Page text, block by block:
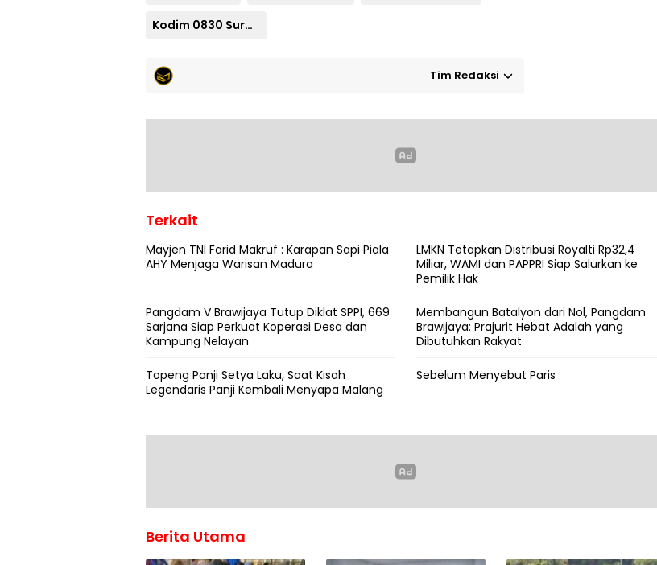
Kodim 0830 Surabaya
Tim Redaksi
Terkait
Mayjen TNI Farid Makruf : Karapan Sapi Piala
AHY Menjaga Warisan Madura
LMKN Tetapkan Distribusi Royalti Rp32,4
Miliar, WAMI dan PAPPRI Siap Salurkan ke
Pemilik Hak
Pangdam V Brawijaya Tutup Diklat SPPI, 669
Sarjana Siap Perkuat Koperasi Desa dan
Kampung Nelayan
Membangun Batalyon dari Nol, Pangdam
Brawijaya: Prajurit Hebat Adalah yang
Dibutuhkan Rakyat
Topeng Panji Setya Laku, Saat Kisah
Legendaris Panji Kembali Menyapa Malang
Sebelum Menyebut Paris
Berita Utama